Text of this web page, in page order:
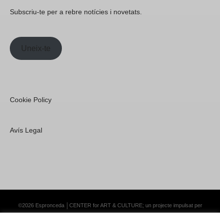
Subscriu-te per a rebre notícies i novetats.
Uneix-te
Cookie Policy
Avís Legal
©2026 Espronceda │CENTER for ART & CULTURE; un projecte impulsat per